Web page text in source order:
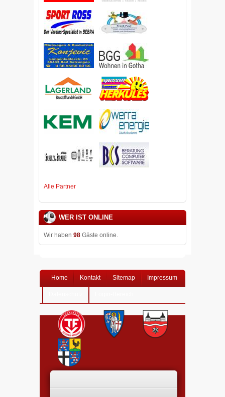
Alle Partner
WER IST ONLINE
Wir haben 98 Gäste online.
Home Kontakt Sitemap Impressum